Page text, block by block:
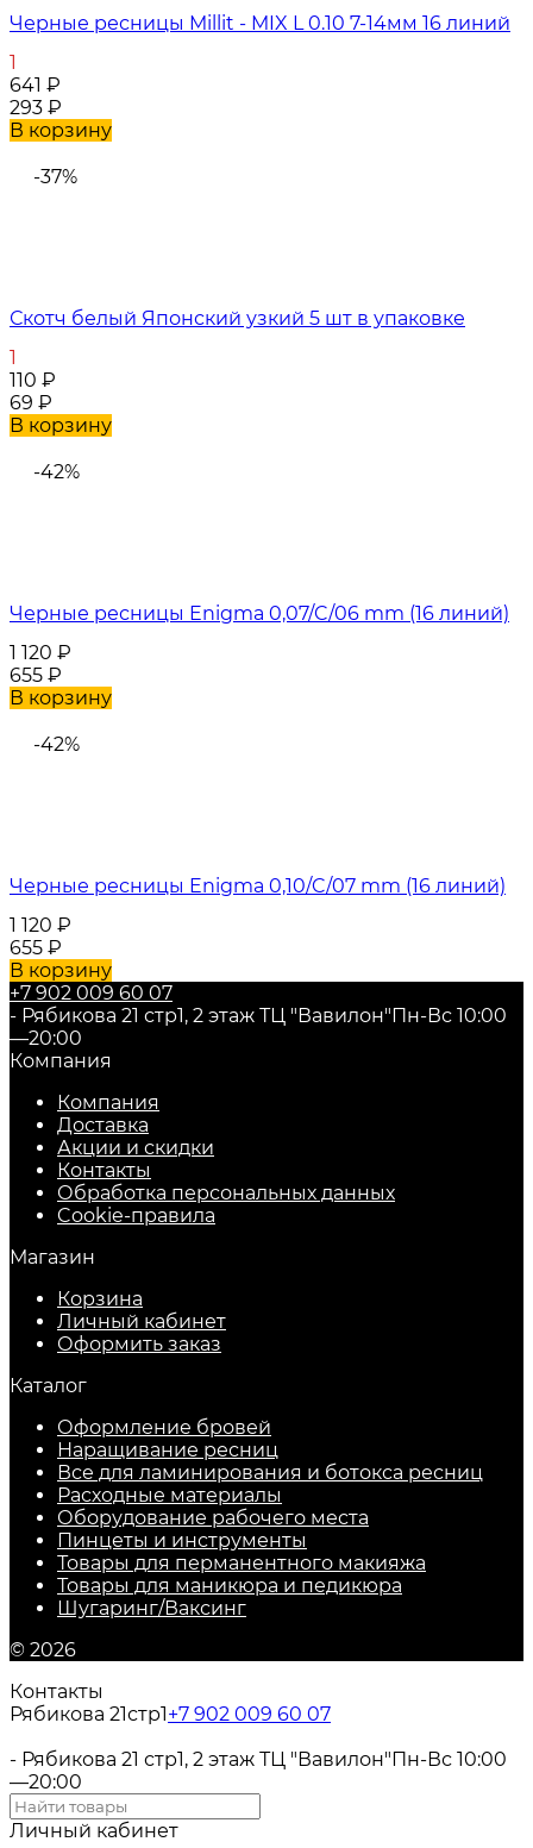
Черные ресницы Millit - MIX L 0.10 7-14мм 16 линий
1
641 ₽
293 ₽
В корзину
-37%
Скотч белый Японский узкий 5 шт в упаковке
1
110 ₽
69 ₽
В корзину
-42%
Черные ресницы Enigma 0,07/C/06 mm (16 линий)
1 120 ₽
655 ₽
В корзину
-42%
Черные ресницы Enigma 0,10/C/07 mm (16 линий)
1 120 ₽
655 ₽
В корзину
+7 902 009 60 07
- Рябикова 21 стр1, 2 этаж ТЦ "Вавилон"Пн-Вс 10:00
—20:00
Компания
Компания
Доставка
Акции и скидки
Контакты
Обработка персональных данных
Cookie-правила
Магазин
Корзина
Личный кабинет
Оформить заказ
Каталог
Оформление бровей
Наращивание ресниц
Все для ламинирования и ботокса ресниц
Расходные материалы
Оборудование рабочего места
Пинцеты и инструменты
Товары для перманентного макияжа
Товары для маникюра и педикюра
Шугаринг/Ваксинг
© 2026
Контакты
Рябикова 21стр1+7 902 009 60 07
- Рябикова 21 стр1, 2 этаж ТЦ "Вавилон"Пн-Вс 10:00
—20:00
Личный кабинет